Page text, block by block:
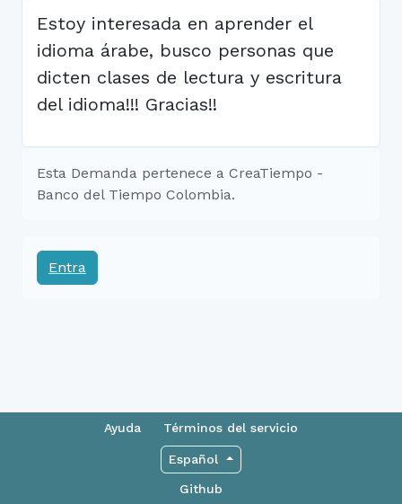
Estoy interesada en aprender el
idioma árabe, busco personas que
dicten clases de lectura y escritura
del idioma!!! Gracias!!
Esta Demanda pertenece a CreaTiempo -
Banco del Tiempo Colombia.
Entra
Ayuda Términos del servicio
Español
Github